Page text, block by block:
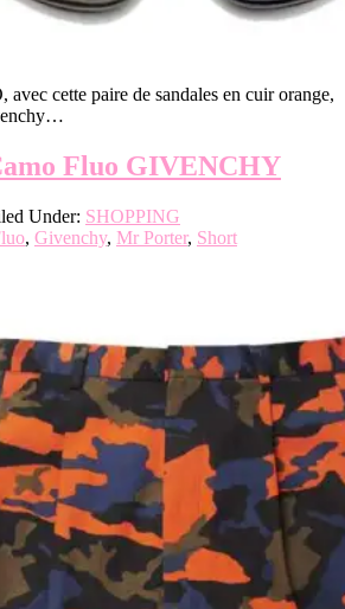
cette paire de sandales en cuir orange,
Fluo GIVENCHY
Under: SHOPPING
, Givenchy, Mr Porter, Short